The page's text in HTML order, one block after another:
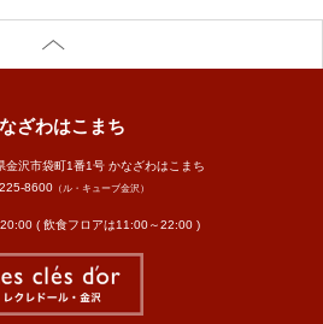
ざわはこまち
沢市袋町1番1号 かなざわはこまち
8600（ル・キューブ金沢）
( 飲食フロアは11:00～22:00 )